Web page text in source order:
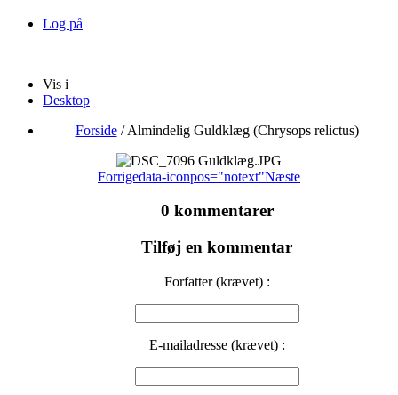
Log på
Vis i
Desktop
Forside/Almindelig Guldklæg (Chrysops relictus)
Forrigedata-iconpos="notext"Næste
0 kommentarer
Tilføj en kommentar
Forfatter (krævet) :
E-mailadresse (krævet) :